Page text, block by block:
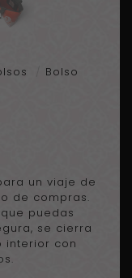
Bolso
un viaje de
de compras.
puedas
se cierra
interior con